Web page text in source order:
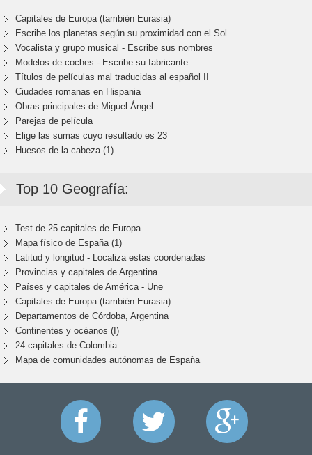
Capitales de Europa (también Eurasia)
Escribe los planetas según su proximidad con el Sol
Vocalista y grupo musical - Escribe sus nombres
Modelos de coches - Escribe su fabricante
Títulos de películas mal traducidas al español II
Ciudades romanas en Hispania
Obras principales de Miguel Ángel
Parejas de película
Elige las sumas cuyo resultado es 23
Huesos de la cabeza (1)
Top 10 Geografía:
Test de 25 capitales de Europa
Mapa físico de España (1)
Latitud y longitud - Localiza estas coordenadas
Provincias y capitales de Argentina
Países y capitales de América - Une
Capitales de Europa (también Eurasia)
Departamentos de Córdoba, Argentina
Continentes y océanos (I)
24 capitales de Colombia
Mapa de comunidades autónomas de España